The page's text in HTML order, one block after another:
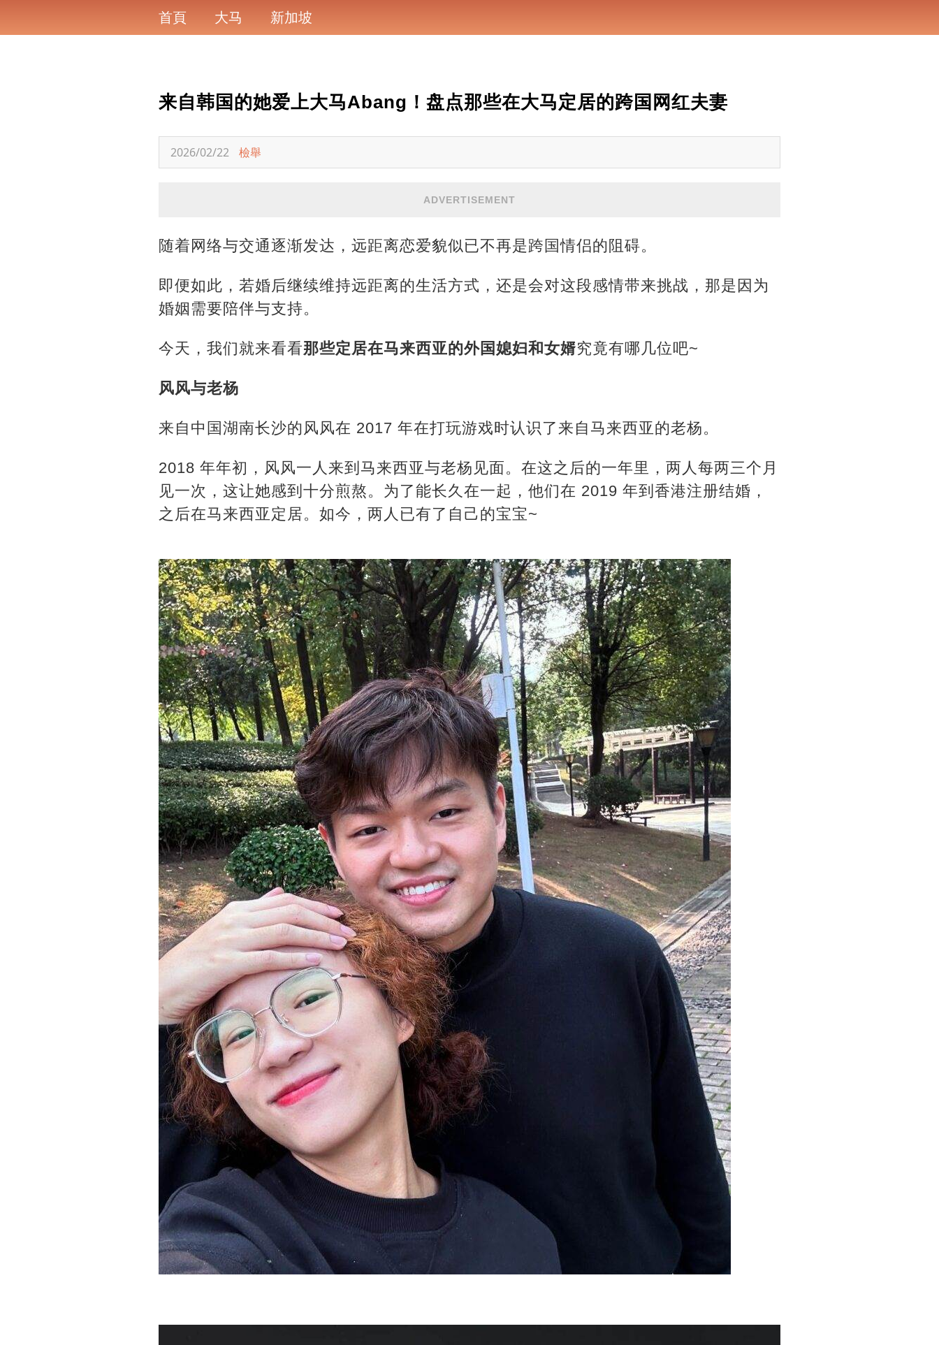
首頁 大马 新加坡
来自韩国的她爱上大马Abang！盘点那些在大马定居的跨国网红夫妻
2026/02/22 檢舉
ADVERTISEMENT
随着网络与交通逐渐发达，远距离恋爱貌似已不再是跨国情侣的阻碍。
即便如此，若婚后继续维持远距离的生活方式，还是会对这段感情带来挑战，那是因为
婚姻需要陪伴与支持。
今天，我们就来看看那些定居在马来西亚的外国媳妇和女婿究竟有哪几位吧~
风风与老杨
来自中国湖南长沙的风风在 2017 年在打玩游戏时认识了来自马来西亚的老杨。
2018 年年初，风风一人来到马来西亚与老杨见面。在这之后的一年里，两人每两三个月
见一次，这让她感到十分煎熬。为了能长久在一起，他们在 2019 年到香港注册结婚，
之后在马来西亚定居。如今，两人已有了自己的宝宝~